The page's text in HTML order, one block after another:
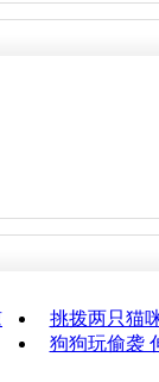
挑拨两只猫
狗狗玩偷袭